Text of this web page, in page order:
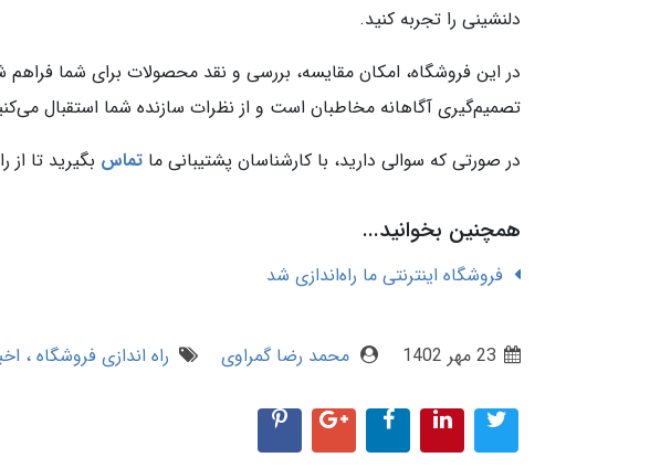
دلنشینی را تجربه کنید.
در این فروشگاه، امکان مقایسه، بررسی و نقد محصولات برای شما
تصمیم‌گیری آگاهانه مخاطبان است و از نظرات سازنده شما استقبال
در صورتی که سوالی دارید، با کارشناسان پشتیبانی ما تماس بگیرید تا
همچنین بخوانید...
فروشگاه اینترنتی ما راه‌اندازی شد
محمد رضا گمراوی راه اندازی فروشگاه